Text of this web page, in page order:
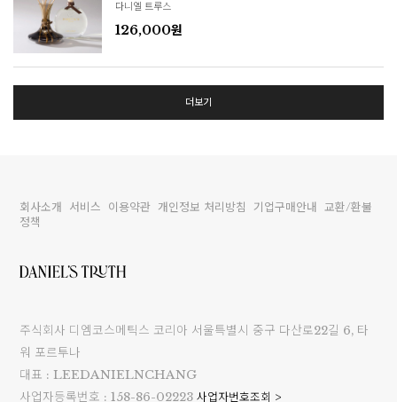
다니엘 트루스
126,000원
더보기
회사소개 서비스 이용약관 개인정보 처리방침 기업구매안내
교환/환불
정책
주식회사 디엠코스메틱스 코리아 서울특별시 중구 다산로22길 6, 타
워 포르투나
대표 : LEEDANIELNCHANG
사업자등록번호 : 158-86-02223 사업자번호조회 >